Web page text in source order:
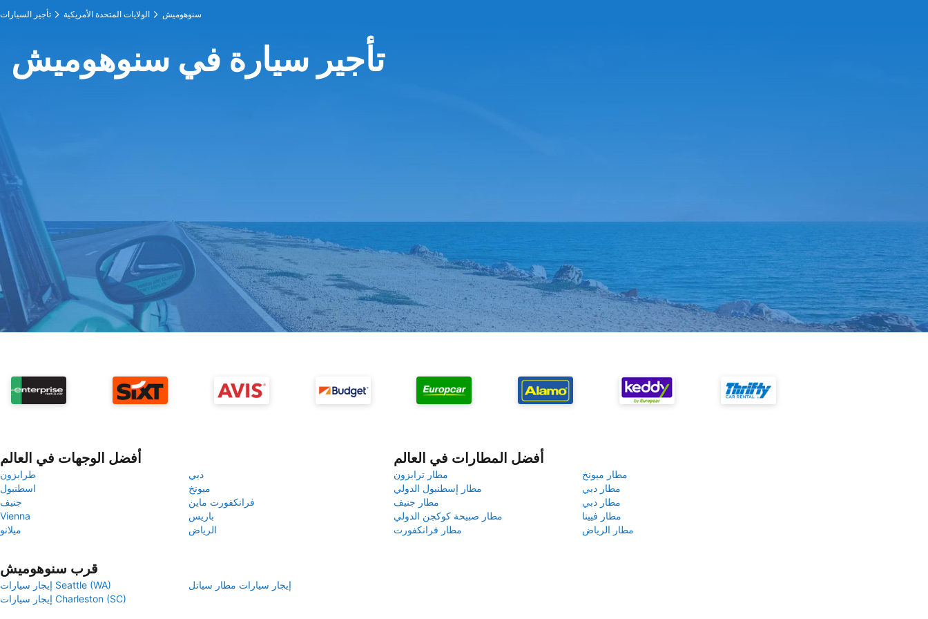
تأجير السيارات الولايات المتحدة الأمريكية سنوهوميش
تأجير سيارة في سنوهوميش
أفضل الوجهات في العالم
طرابزون
دبي
اسطنبول
ميونخ
جنيف
فرانكفورت ماين
Vienna
باريس
ميلانو
الرياض
أفضل المطارات في العالم
مطار ترابزون
مطار ميونخ
مطار إسطنبول الدولي
مطار دبي
مطار جنيف
مطار دبي
مطار صبيحة كوكجن الدولي
مطار فيينا
مطار فرانكفورت
مطار الرياض
قرب سنوهوميش
إيجار سيارات Seattle (WA)
إيجار سيارات مطار سياتل
إيجار سيارات Charleston (SC)